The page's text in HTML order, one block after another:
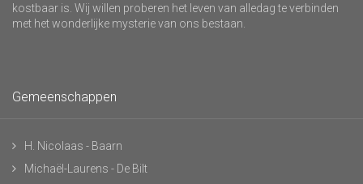
kostbaar is. Wij willen proberen het leven van alledag te verbinden
met het wonderlijke mysterie van ons bestaan.
Gemeenschappen
H. Nicolaas - Baarn
Michaël-Laurens - De Bilt